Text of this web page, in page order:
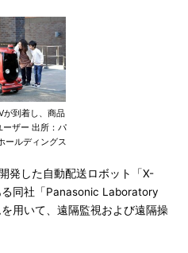
が到着し、商品
ーザー 出所：パ
ールディングス
発した自動配送ロボット「X-
同社「Panasonic Laboratory
用いて、遠隔監視および遠隔操